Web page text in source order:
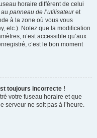
horaire différent de celui
panneau de l’utilisateuret
à la zone où vous vous
etc.). Notez que la modification
n’est accessible qu’aux
c’est le bon moment
toujours incorrecte !
votre fuseau horaire et que
serveur ne soit pas à l’heure.